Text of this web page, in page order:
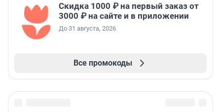
Скидка 1000 ₽ на первый заказ от
3000 ₽ на сайте и в приложении
До 31 августа, 2026
Все промокоды